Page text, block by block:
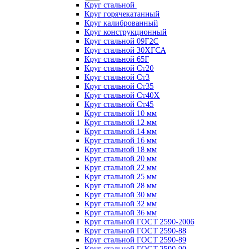
Круг стальной
Круг горячекатанный
Круг калиброванный
Круг конструкционный
Круг стальной 09Г2С
Круг стальной 30ХГСА
Круг стальной 65Г
Круг стальной Ст20
Круг стальной Ст3
Круг стальной Ст35
Круг стальной Ст40Х
Круг стальной Ст45
Круг стальной 10 мм
Круг стальной 12 мм
Круг стальной 14 мм
Круг стальной 16 мм
Круг стальной 18 мм
Круг стальной 20 мм
Круг стальной 22 мм
Круг стальной 25 мм
Круг стальной 28 мм
Круг стальной 30 мм
Круг стальной 32 мм
Круг стальной 36 мм
Круг стальной ГОСТ 2590-2006
Круг стальной ГОСТ 2590-88
Круг стальной ГОСТ 2590-89